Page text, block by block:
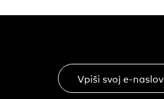
Vpiši svoj e-naslov